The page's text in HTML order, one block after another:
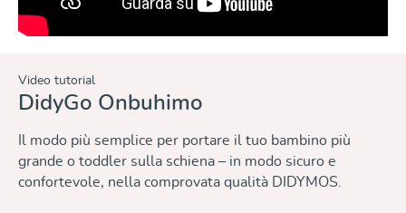
Video tutorial
DidyGo Onbuhimo
Il modo più semplice per portare il tuo bambino più
grande o toddler sulla schiena – in modo sicuro e
confortevole, nella comprovata qualità DIDYMOS.